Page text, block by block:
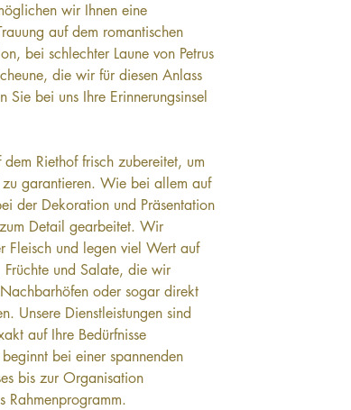
wir Ihnen eine
auf dem romantischen
bei schlechter Laune von Petrus
die wir für diesen Anlass
Sie bei uns Ihre Erinnerungsinsel
Riethof frisch zubereitet, um
garantieren. Wie bei allem auf
der Dekoration und Präsentation
Detail gearbeitet. Wir
Fleisch und legen viel Wert auf
Früchte und Salate, die wir
oder sogar direkt
Unsere Dienstleistungen sind
auf Ihre Bedürfnisse
bei einer spannenden
bis zur Organisation
Rahmenprogramm.